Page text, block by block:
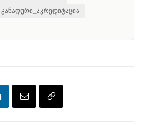
კანადური_აკრედიტაცია